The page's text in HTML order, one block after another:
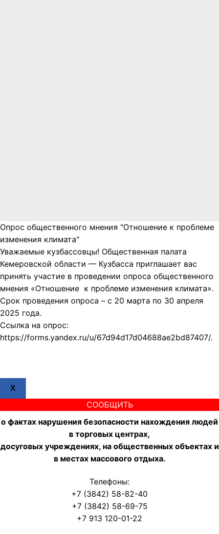
Опрос общественного мнения "Отношение к проблеме
изменения климата"
Уважаемые кузбассовцы! Общественная палата
Кемеровской области — Кузбасса приглашает вас
принять участие в проведении опроса общественного
мнения «Отношение к проблеме изменения климата».
Срок проведения опроса – с 20 марта по 30 апреля
2025 года.
Ссылка на опрос:
https://forms.yandex.ru/u/67d94d17d04688ae2bd87407/.
X
СООБЩИТЬ
о фактах нарушения безопасности нахождения людей
в торговых центрах,
досуговых учреждениях, на общественных объектах и
в местах массового отдыха.
Телефоны:
+7 (3842) 58-82-40
+7 (3842) 58-69-75
+7 913 120-01-22